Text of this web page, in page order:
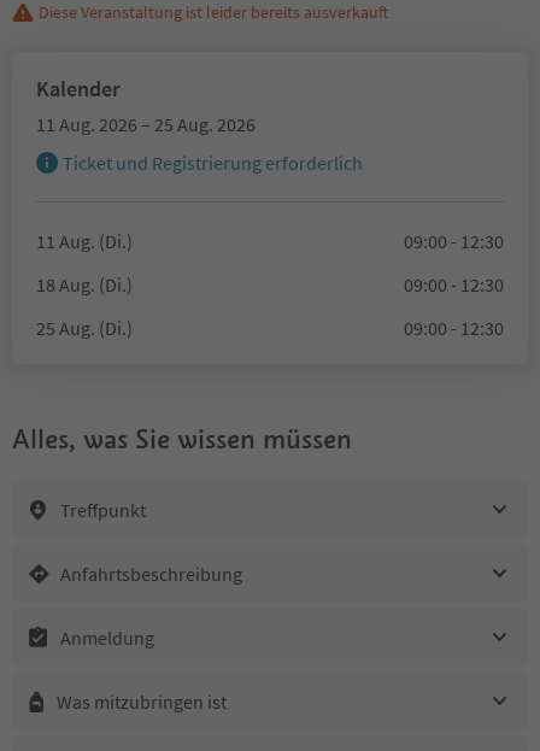
Diese Veranstaltung ist leider bereits ausverkauft
Kalender
11 Aug. 2026 – 25 Aug. 2026
Ticket und Registrierung erforderlich
11 Aug. (Di.)
09:00 - 12:30
18 Aug. (Di.)
09:00 - 12:30
25 Aug. (Di.)
09:00 - 12:30
Alles, was Sie wissen müssen
Treffpunkt
Anfahrtsbeschreibung
Anmeldung
Was mitzubringen ist